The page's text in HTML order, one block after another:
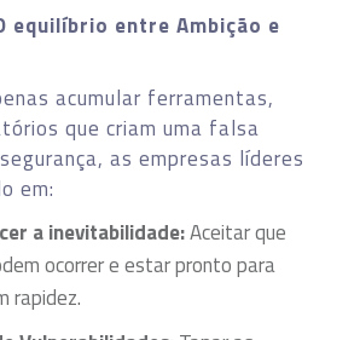
equilíbrio entre Ambição e
acumular ferramentas,
que criam uma falsa
as empresas líderes
em:
a inevitabilidade:Aceitar que
ocorrer e estar pronto para
rapidez.